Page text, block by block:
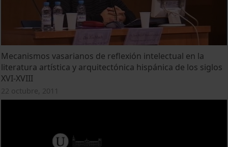
Mecanismos vasarianos de reflexión intelectual en la
literatura artística y arquitectónica hispánica de los siglos
XVI-XVIII
22 octubre, 2011